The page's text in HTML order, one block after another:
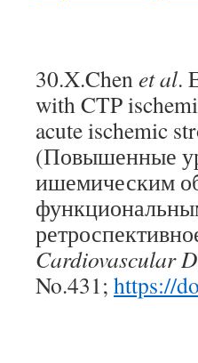
30.X.Chenet al.
with CTP
acute ischemic
(Повышенные
ишемическим
Cardiovascular
No.431; https://